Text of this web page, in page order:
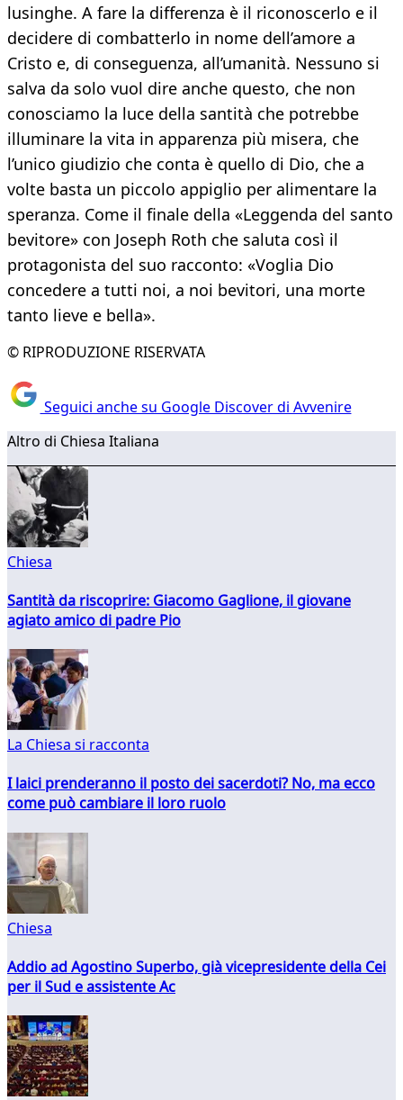
lusinghe. A fare la differenza è il riconoscerlo e il
decidere di combatterlo in nome dell’amore a
Cristo e, di conseguenza, all’umanità. Nessuno si
salva da solo vuol dire anche questo, che non
conosciamo la luce della santità che potrebbe
illuminare la vita in apparenza più misera, che
l’unico giudizio che conta è quello di Dio, che a
volte basta un piccolo appiglio per alimentare la
speranza. Come il finale della «Leggenda del santo
bevitore» con Joseph Roth che saluta così il
protagonista del suo racconto: «Voglia Dio
concedere a tutti noi, a noi bevitori, una morte
tanto lieve e bella».
© RIPRODUZIONE RISERVATA
Seguici anche su Google Discover di Avvenire
Altro di Chiesa Italiana
Chiesa
Santità da riscoprire: Giacomo Gaglione, il giovane
agiato amico di padre Pio
La Chiesa si racconta
I laici prenderanno il posto dei sacerdoti? No, ma ecco
come può cambiare il loro ruolo
Chiesa
Addio ad Agostino Superbo, già vicepresidente della Cei
per il Sud e assistente Ac